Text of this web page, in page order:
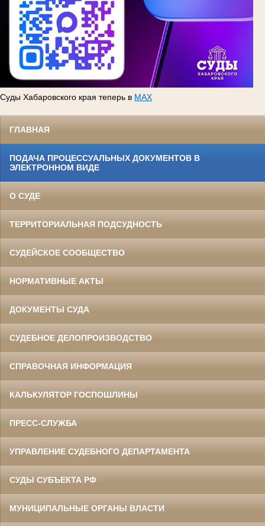
Суды Хабаровского края теперь в MAX
ГЛАВНАЯ
ПОДАЧА ПРОЦЕССУАЛЬНЫХ ДОКУМЕНТОВ В
ЭЛЕКТРОННОМ ВИДЕ
О СУДЕ
ТЕРРИТОРИАЛЬНАЯ ПОДСУДНОСТЬ
СУДЕЙСКОЕ СООБЩЕСТВО
НОРМАТИВНЫЕ АКТЫ
ДОКУМЕНТЫ СУДА
СУДЕБНОЕ ДЕЛОПРОИЗВОДСТВО
СПРАВОЧНАЯ ИНФОРМАЦИЯ
КАЛЬКУЛЯТОР ГОСПОШЛИНЫ
ПРЕСС-СЛУЖБА
УПРАВЛЕНИЕ СУДЕБНОГО ДЕПАРТАМЕНТА
СУДЫ СУБЪЕКТА РФ
МУНИЦИПАЛЬНЫЕ ОРГАНЫ ВЛАСТИ